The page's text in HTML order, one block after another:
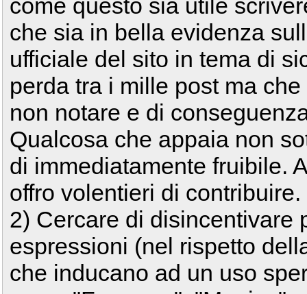
come questo sia utile
che sia in bella evidenza
ufficiale del sito in tema di
perda tra i mille post ma
non notare e di
Qualcosa che appaia non
di immediatamente fruibile.
offro volentieri di contribuire.
2) Cercare di disincentivare
espressioni (nel rispetto
che inducano ad un uso